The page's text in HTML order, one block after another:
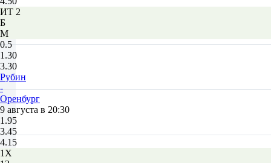
ИТ 2
Б
М
0.5
1.30
3.30
Рубин
-
Оренбург
9 августа в 20:30
1.95
3.45
4.15
1X